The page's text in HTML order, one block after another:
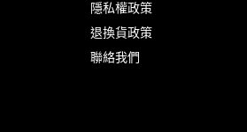
隱私權政策
退換貨政策
聯絡我們